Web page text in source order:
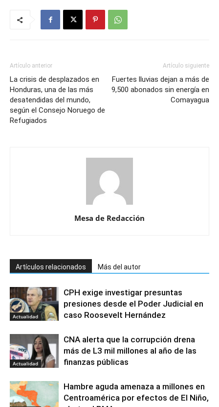
Artículo anterior
La crisis de desplazados en
Honduras, una de las más
desatendidas del mundo,
según el Consejo Noruego de
Refugiados
Artículo siguiente
Fuertes lluvias dejan a más de
9,500 abonados sin energía en
Comayagua
Mesa de Redacción
Artículos relacionados Más del autor
Actualidad
CPH exige investigar presuntas
presiones desde el Poder Judicial en
caso Roosevelt Hernández
Actualidad
CNA alerta que la corrupción drena
más de L3 mil millones al año de las
finanzas públicas
Hambre aguda amenaza a millones en
Centroamérica por efectos de El Niño,